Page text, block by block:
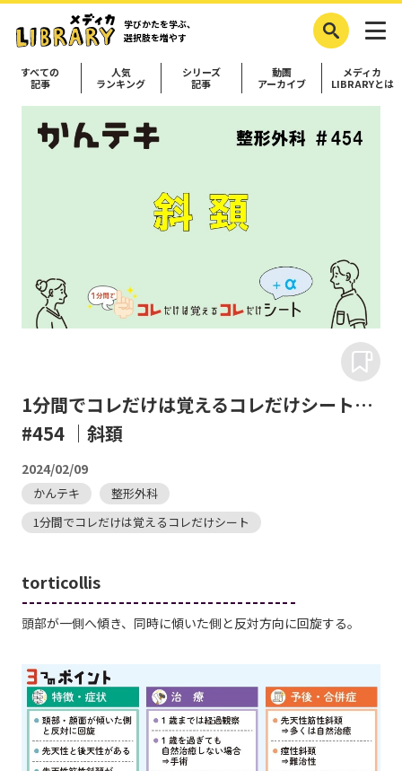
学びかたを学ぶ、
選択肢を増やす
すべての
記事
人気
ランキング
シリーズ
記事
動画
アーカイブ
メディカ
LIBRARYとは
1分間でコレだけは覚えるコレだけシート…
#454 ｜斜頚
2024/02/09
かんテキ
整形外科
1分間でコレだけは覚えるコレだけシート
torticollis
-------------------------------------
頭部が一側へ傾き、同時に傾いた側と反対方向に回旋する。